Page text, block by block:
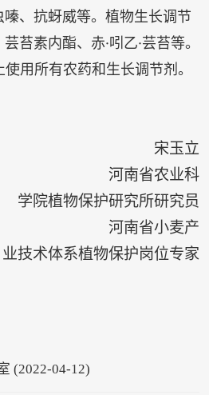
、抗蚜威等。植物生长调节
苔素内酯、赤·吲乙·芸苔等。
用所有农药和生长调节剂。
宋玉立
农业科
学院植物保护研究所研究员
小麦产
业技术体系植物保护岗位专家
(2022-04-12)